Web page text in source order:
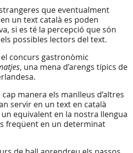
que eventualment
un text català es poden
si es té la percepció que són
possibles lectors del text.
concurs gastronòmic
, una mena d’arengs típics de
manera els manlleus d’altres
servir en un text en català
equivalent en la nostra llengua
freqüent en un determinat